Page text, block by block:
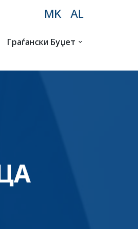
MK AL
Граѓански Буџет